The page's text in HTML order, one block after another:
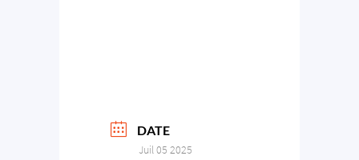
DATE
Juil 05 2025